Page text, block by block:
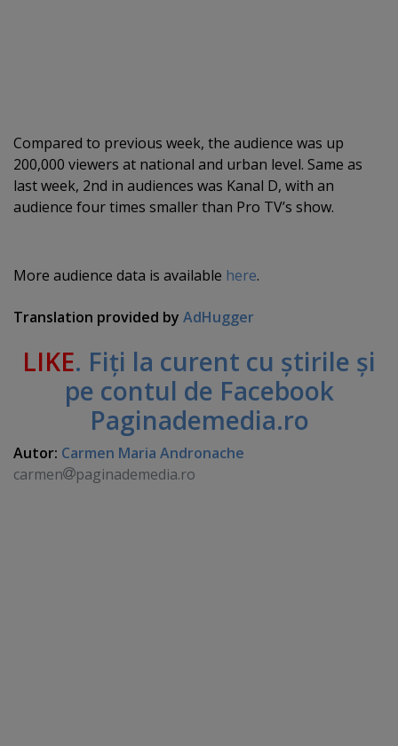
Compared to previous week, the audience was up
200,000 viewers at national and urban level. Same as
last week, 2nd in audiences was Kanal D, with an
audience four times smaller than Pro TV’s show.
More audience data is available here.
Translation provided by AdHugger
LIKE. Fiţi la curent cu ştirile şi
pe contul de Facebook
Paginademedia.ro
Autor: Carmen Maria Andronache
carmen
paginademedia.ro